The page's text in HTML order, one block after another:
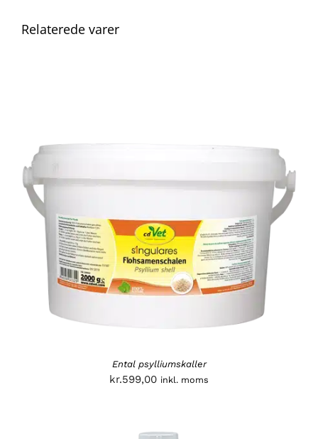
Relaterede varer
Ental psylliumskaller
kr.599,00 inkl. moms